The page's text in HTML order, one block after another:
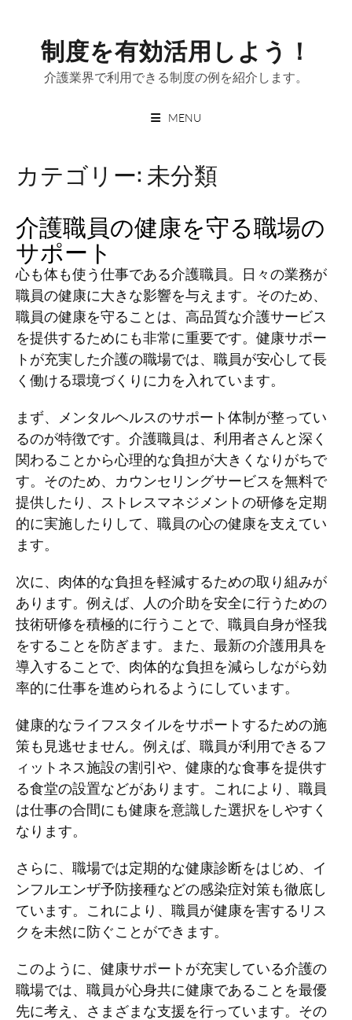
content制度を有効活用しよう！
介護業界で利用できる制度の例を紹介します。
MENU
カテゴリー:未分類
介護職員の健康を守る職場の
サポート
心も体も使う仕事である介護職員。日々の業務が
職員の健康に大きな影響を与えます。そのため、
職員の健康を守ることは、高品質な介護サービス
を提供するためにも非常に重要です。健康サポー
トが充実した介護の職場では、職員が安心して長
く働ける環境づくりに力を入れています。
まず、メンタルヘルスのサポート体制が整ってい
るのが特徴です。介護職員は、利用者さんと深く
関わることから心理的な負担が大きくなりがちで
す。そのため、カウンセリングサービスを無料で
提供したり、ストレスマネジメントの研修を定期
的に実施したりして、職員の心の健康を支えてい
ます。
次に、肉体的な負担を軽減するための取り組みが
あります。例えば、人の介助を安全に行うための
技術研修を積極的に行うことで、職員自身が怪我
をすることを防ぎます。また、最新の介護用具を
導入することで、肉体的な負担を減らしながら効
率的に仕事を進められるようにしています。
健康的なライフスタイルをサポートするための施
策も見逃せません。例えば、職員が利用できるフ
ィットネス施設の割引や、健康的な食事を提供す
る食堂の設置などがあります。これにより、職員
は仕事の合間にも健康を意識した選択をしやすく
なります。
さらに、職場では定期的な健康診断をはじめ、イ
ンフルエンザ予防接種などの感染症対策も徹底し
ています。これにより、職員が健康を害するリス
クを未然に防ぐことができます。
このように、健康サポートが充実している介護の
職場では、職員が心身共に健康であることを最優
先に考え、さまざまな支援を行っています。その